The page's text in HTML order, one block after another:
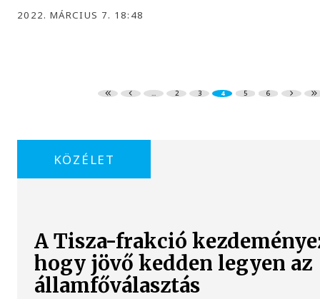
2022. MÁRCIUS 7. 18:48
... 2 3 4 5 6
KÖZÉLET
A Tisza-frakció
hogy jövő kedden legyen az
államfőválasztás